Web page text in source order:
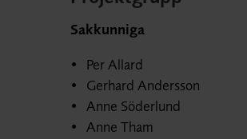
Sakkunniga
Per Allard
Gerhard Andersson
Anne Söderlund
Anne Tham